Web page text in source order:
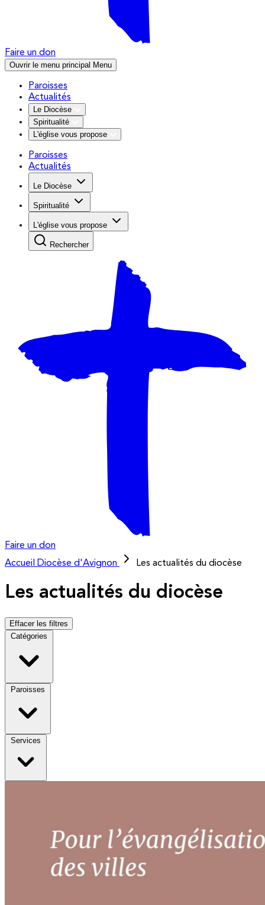
Faire un don
Ouvrir le menu principal Menu
Paroisses
Actualités
Le Diocèse
Spiritualité
L'église vous propose
Paroisses
Actualités
Le Diocèse
Spiritualité
L'église vous propose
Rechercher
Faire un don
Accueil
Diocèse d'Avignon Les actualités du diocèse
Les actualités du diocèse
Effacer les filtres
Catégories
Paroisses
Services